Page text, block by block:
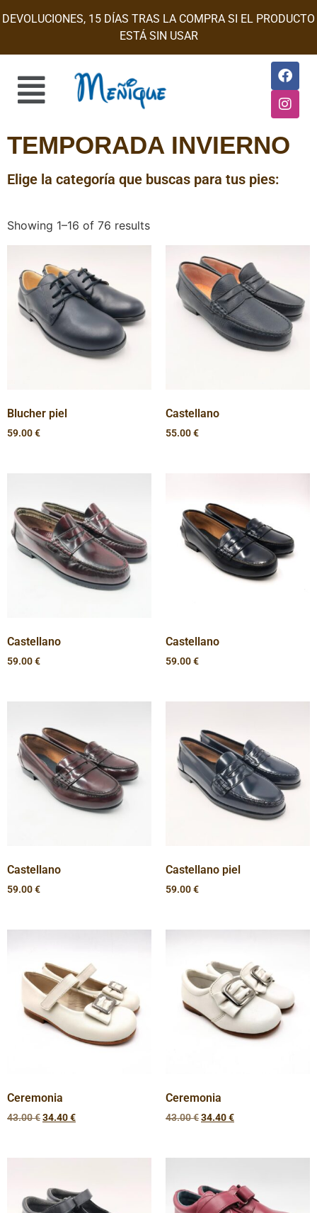
DEVOLUCIONES, 15 DÍAS TRAS LA COMPRA SI EL PRODUCTO
ESTÁ SIN USAR
TEMPORADA INVIERNO
Elige la categoría que buscas para tus pies:
Showing 1–16 of 76 results
Blucher piel
59.00€
Castellano
55.00€
Castellano
59.00€
Castellano
59.00€
Castellano
59.00€
Castellano piel
59.00€
Ceremonia
43.00€34.40€
Ceremonia
43.00€34.40€